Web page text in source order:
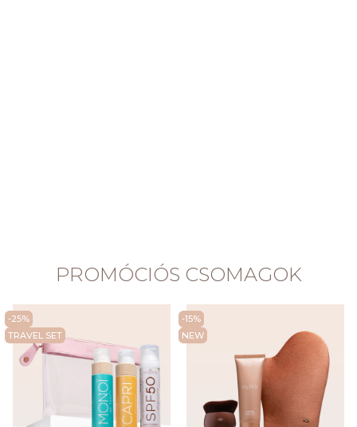
PROMÓCIÓS CSOMAGOK
-25%
TRAVEL SET
-15%
NEW